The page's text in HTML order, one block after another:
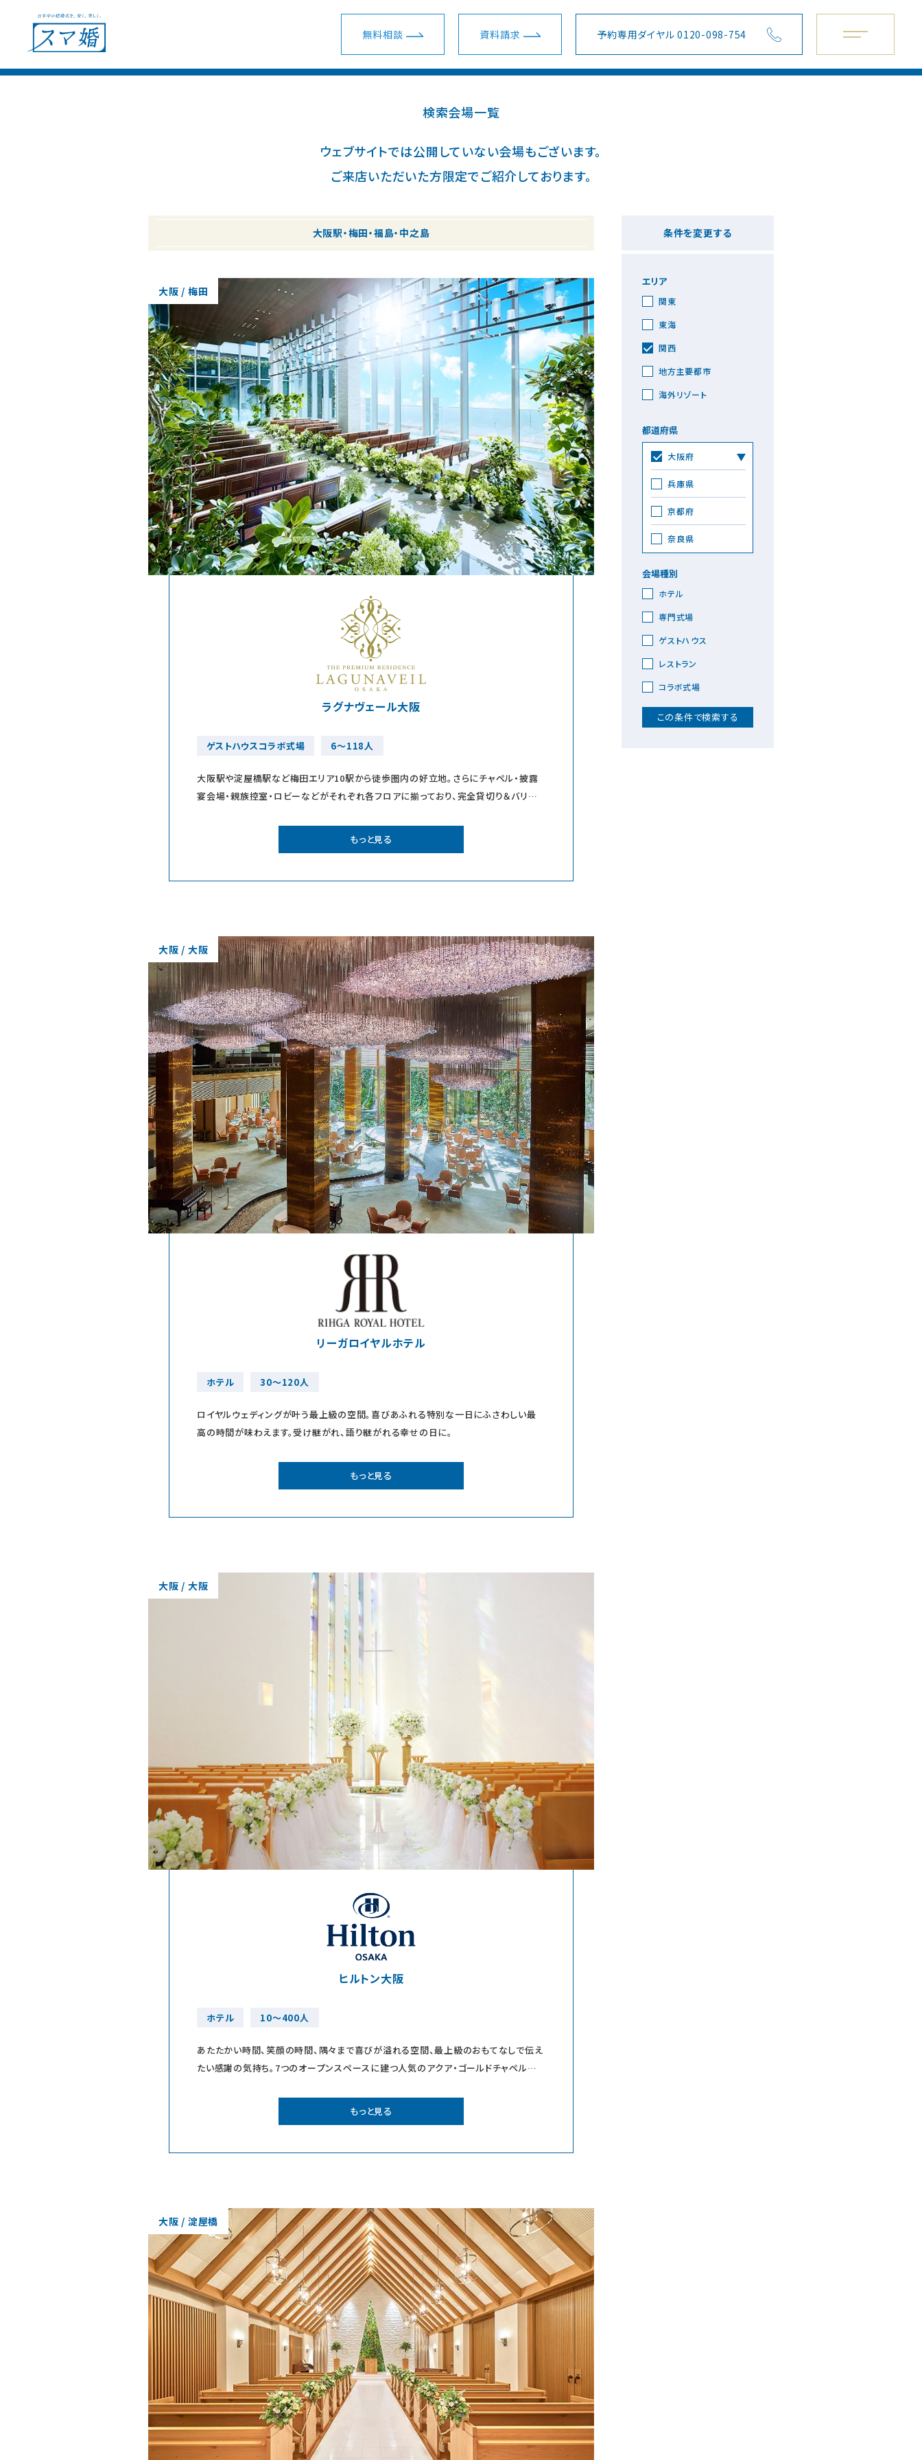
無料相談 資料請求 予約専用ダイヤル 0120-098-754
装花・ドレス・料理
ウェディングレポート 結婚準備ガイド
お知らせ
無料相談
お申込み
資料請求 お問合せ
LINEで無料相談予約 予約専用ダイヤル 0120-098-754
ウェディングプラン一覧
スマ婚 挙式＋披露宴
スマ婚二次会
ショールーム・サロン一覧
新宿ショールーム
大宮サロン
京都サロン
神戸サロン
会場一覧
関東
コラボ式場
海外リゾート
検索会場一覧
ウェブサイトでは公開していない会場もございます。
ご来店いただいた方限定でご紹介しております。
大阪駅・梅田・福島・中之島
大阪 / 梅田
ラグナヴェール大阪
ゲストハウスコラボ式場 6～118人
大阪駅や淀屋橋駅など梅田エリア10駅から徒歩圏内の好立地。さらにチャペル・披露
宴会場・親族控室・ロビーなどがそれぞれ各フロアに揃っており、完全貸切り＆バリアフ
もっと見る
大阪 / 大阪
リーガロイヤルホテル
ホテル 30～120人
ロイヤルウェディングが叶う最上級の空間。喜びあふれる特別な一日にふさわしい最
高の時間が味わえます。受け継がれ、語り継がれる幸せの日に。
もっと見る
大阪 / 大阪
ヒルトン大阪
ホテル 10～400人
あたたかい時間、笑顔の時間、隅々まで喜びが溢れる空間、最上級のおもてなしで伝え
たい感謝の気持ち。7つのオープンスペースに建つ人気のアクア・ゴールドチャペルは
もっと見る
大阪 / 淀屋橋
条件を変更する
エリア
関東
東海
関西
地方主要都市
海外リゾート
都道府県
大阪府
兵庫県
京都府
奈良県
会場種別
ホテル
専門式場
ゲストハウス
レストラン
コラボ式場
この条件で検索する